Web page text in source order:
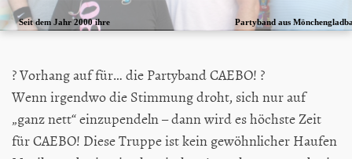
Seit dem Jahr 2000 ihre Partyband aus
? Vorhang auf für… die Partyband CAEBO! ?
Wenn irgendwo die Stimmung droht, sich nur auf
„ganz nett“ einzupendeln – dann wird es höchste Zeit
für CAEBO! Diese Truppe ist kein gewöhnlicher Haufen